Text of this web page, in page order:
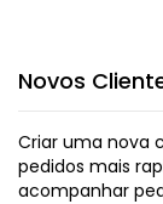
Novos
Criar uma nova
pedidos mais
acompanhar